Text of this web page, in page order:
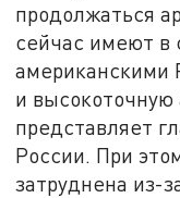
продолжаться
сейчас имеют в
американскими
и
представляет
России. При
затруднена из-